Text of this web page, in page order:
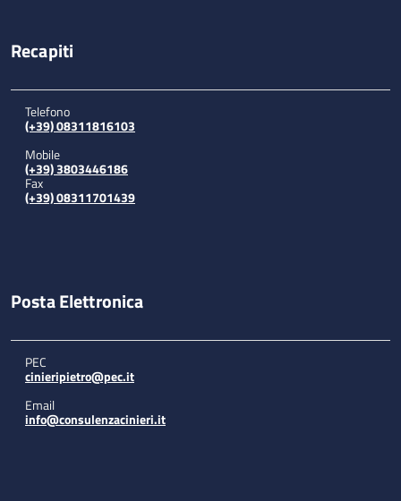
Recapiti
Telefono
(+39) 08311816103
Mobile
(+39) 3803446186
Fax
(+39) 08311701439
Posta Elettronica
PEC
cinieripietro@pec.it
Email
info@consulenzacinieri.it